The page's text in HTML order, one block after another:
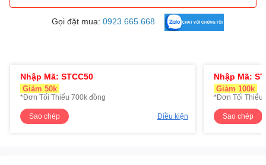
Gọi đặt mua: 0923.665.668
Nhập Mã: STCC50
Giảm 50k
*Đơn Tối Thiểu 700k đồng
Sao chép Điều kiện
Nhập Mã:
Giảm 100k
*Đơn Tối Thiểu
Sao chép